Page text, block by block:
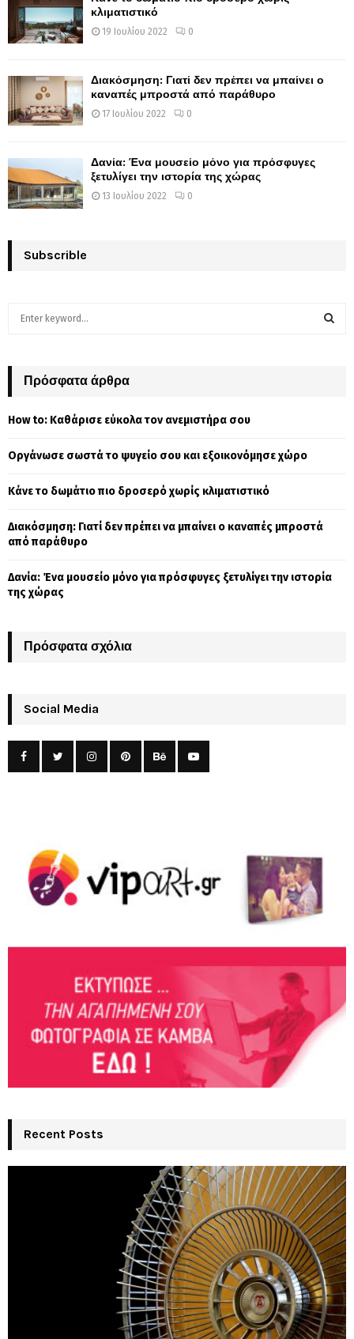
κλιματιστικό
19 Ιουλίου 2022 0
Διακόσμηση: Γιατί δεν πρέπει να μπαίνει ο
καναπές μπροστά από παράθυρο
17 Ιουλίου 2022 0
Δανία: Ένα μουσείο μόνο για πρόσφυγες
ξετυλίγει την ιστορία της χώρας
13 Ιουλίου 2022 0
Subscrible
h
o
:
Πρόσφατα άρθρα
How to: Καθάρισε εύκολα τον ανεμιστήρα σου
Οργάνωσε σωστά το ψυγείο σου και εξοικονόμησε χώρο
Κάνε το δωμάτιο πιο δροσερό χωρίς κλιματιστικό
Διακόσμηση: Γιατί δεν πρέπει να μπαίνει ο καναπές μπροστά
από παράθυρο
Δανία: Ένα μουσείο μόνο για πρόσφυγες ξετυλίγει την ιστορία
της χώρας
Πρόσφατα σχόλια
Social Media
Recent Posts